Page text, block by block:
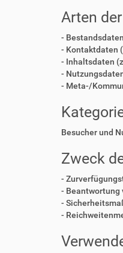
Arten
-
- Kontaktdaten
- Inhaltsdaten
-
- Meta-/
Besucher und
Zweck
-
- Beantwortung
-
-